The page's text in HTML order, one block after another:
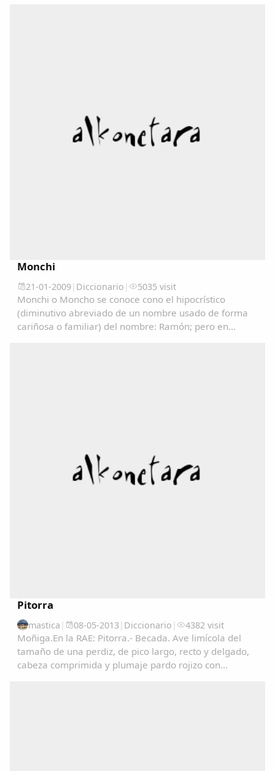
Monchi
21-01-2009| Diccionario | 5035 visit
Monchi o Moncho se conoce cono el hipocrístico
(diminutivo abreviado de un nombre usado de forma
cariñosa o familiar) del nombre: Ramón; pero en
Pitorra
mastica | 08-05-2013| Diccionario | 4382 visit
Moñiga.En la RAE: Pitorra.- Becada. Ave limícola del
tamaño de una perdiz, de pico largo, recto y delgado,
cabeza comprimida y plumaje pardo rojizo con